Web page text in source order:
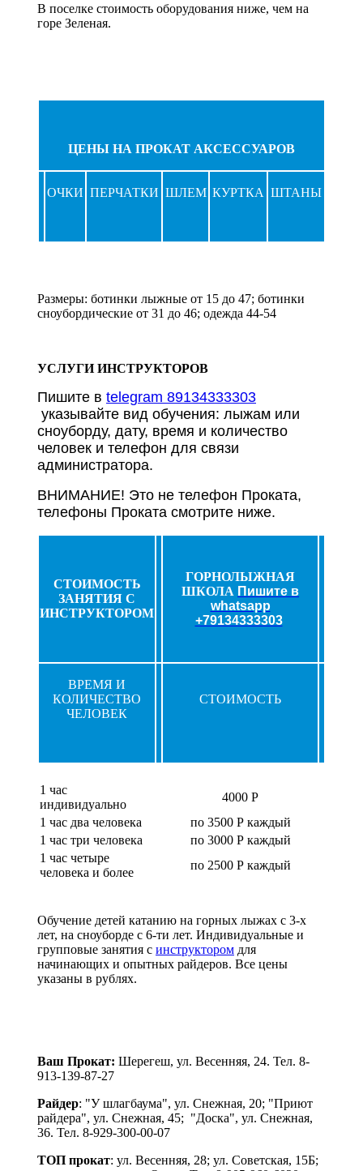
В поселке стоимость оборудования ниже, чем на
горе Зеленая.
ЦЕНЫ НА ПРОКАТ АКСЕССУАРОВ
ОЧКИ ПЕРЧАТКИ ШЛЕМ КУРТКА ШТАНЫ
Размеры: ботинки лыжные от 15 до 47; ботинки
сноубордические от 31 до 46; одежда 44-54
УСЛУГИ ИНСТРУКТОРОВ
Пишите в telegram 89134333303
указывайте вид обучения: лыжам или
сноуборду, дату, время и количество
человек и телефон для связи
администратора.
ВНИМАНИЕ! Это не телефон Проката,
телефоны Проката смотрите ниже.
СТОИМОСТЬ
ЗАНЯТИЯ С
ИНСТРУКТОРОМ
ГОРНОЛЫЖНАЯ
ШКОЛА Пишите в
whatsapp
+79134333303
ВРЕМЯ И
КОЛИЧЕСТВО
ЧЕЛОВЕК
СТОИМОСТЬ
1 час
индивидуально
4000 Р
1 час два человека
по 3500 Р каждый
1 час три человека
по 3000 Р каждый
1 час четыре
человека и более
по 2500 Р каждый
Обучение детей катанию на горных лыжах с 3-х
лет, на сноуборде с 6-ти лет. Индивидуальные и
групповые занятия с инструктором для
начинающих и опытных райдеров. Все цены
указаны в рублях.
Ваш Прокат: Шерегеш, ул. Весенняя, 24. Тел. 8-
913-139-87-27
Райдер: "У шлагбаума", ул. Снежная, 20; "Приют
райдера", ул. Снежная, 45; "Доска", ул. Снежная,
36. Тел. 8-929-300-00-07
ТОП прокат: ул. Весенняя, 28; ул. Советская, 15Б;